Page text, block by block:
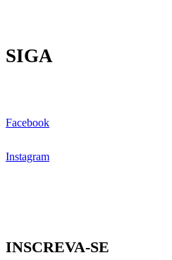
SIGA
Facebook
Instagram
INSCREVA-SE